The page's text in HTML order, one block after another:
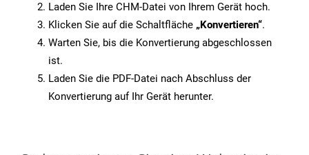
Laden Sie Ihre CHM-Datei von Ihrem Gerät hoch.
Klicken Sie auf die Schaltfläche „Konvertieren“.
Warten Sie, bis die Konvertierung abgeschlossen
ist.
Laden Sie die PDF-Datei nach Abschluss der
Konvertierung auf Ihr Gerät herunter.